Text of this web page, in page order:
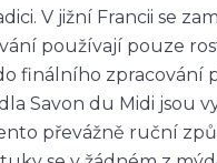
V jižní Francii se
používají pouze
finálního
Savon du Midi jsou
převážně ruční